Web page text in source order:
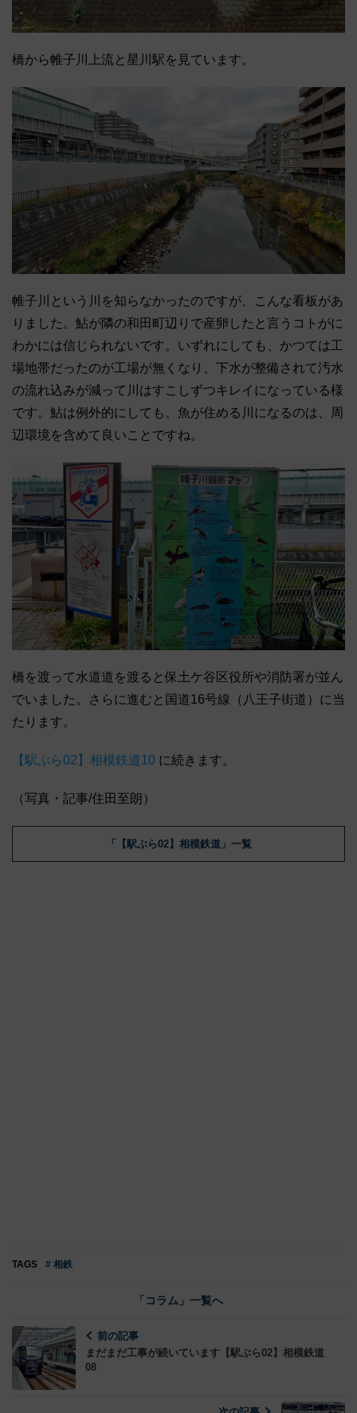
橋から帷子川上流と星川駅を見ています。
帷子川という川を知らなかったのですが、こんな看板があ
りました。鮎が隣の和田町辺りで産卵したと言うコトがに
わかには信じられないです。いずれにしても、かつては工
場地帯だったのが工場が無くなり、下水が整備されて汚水
の流れ込みが減って川はすこしずつキレイになっている様
です。鮎は例外的にしても、魚が住める川になるのは、周
辺環境を含めて良いことですね。
橋を渡って水道道を渡ると保土ケ谷区役所や消防署が並ん
でいました。さらに進むと国道16号線（八王子街道）に当
たります。
【駅ぶら02】相模鉄道10 に続きます。
（写真・記事/住田至朗）
「【駅ぶら02】相模鉄道」一覧
TAGS # 相鉄
「コラム」一覧へ
前の記事
まだまだ工事が続いています【駅ぶら02】相模鉄道
08